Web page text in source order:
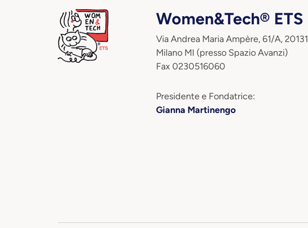
Women&Tech® ETS
Via Andrea Maria Ampère, 61/A, 20131
Milano MI (presso Spazio Avanzi)
Fax 0230516060
Presidente e Fondatrice:
Gianna Martinengo